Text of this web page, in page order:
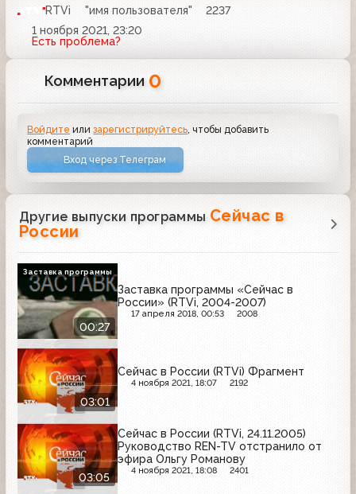
RTVi "имя пользователя"
2237
1 ноября 2021, 23:20
Есть проблема?
Комментарии 0
Войдите илизарегистрируйтесь , чтобы добавить
комментарий
Вход через Телеграм
Другие выпуски программы Сейчас в
России
00:27
Заставка программы «Сейчас в
России» (RTVi, 2004-2007)
17 апреля 2018, 00:53 2008
Заставка программы
03:01
Сейчас в России (RTVi) Фрагмент
4 ноября 2021, 18:07 2192
03:05
Сейчас в России (RTVi, 24.11.2005)
Руководство REN-TV отстранило от
эфира Ольгу Романову
4 ноября 2021, 18:08 2401